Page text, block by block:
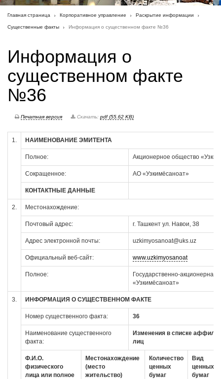
Главная страница Корпоративное управление Раскрытие информации
Существенные факты Информация о существенном факте №36
Информация о
существенном факте
№36
Печатная версия Скачать: pdf (55.62 KB)
1. НАИМЕНОВАНИЕ ЭМИТЕНТА
Полное: Акционерное общество
Сокращенное: АО «Узкимёсаноат»
КОНТАКТНЫЕ ДАННЫЕ
2. Местонахождение:
Почтовый адрес: г. Ташкент ул. Навои, 38
Адрес электронной почты: uzkimyosanoat@uks.uz
Официальный веб-сайт: www.uzkimyosanoat
Полное:
Государственно-акционерная
«Узкимёсаноат»
3. ИНФОРМАЦИЯ О СУЩЕСТВЕННОМ ФАКТЕ
Номер существенного факта: 36
Наименование существенного
факта:
Изменения в списке
лиц
Ф.И.О.
физического
лица или полное
Местонахождение
(место
жительство)
Количество
ценных
бумаг
Вид
ценных
бумаг